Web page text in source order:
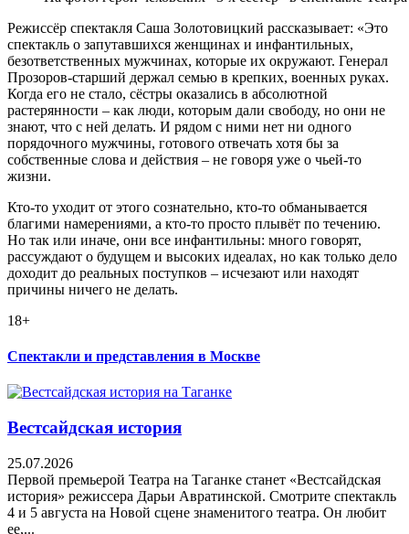
Режиссёр спектакля Саша Золотовицкий рассказывает: «Это
спектакль о запутавшихся женщинах и инфантильных,
безответственных мужчинах, которые их окружают. Генерал
Прозоров-старший держал семью в крепких, военных руках.
Когда его не стало, сёстры оказались в абсолютной
растерянности – как люди, которым дали свободу, но они не
знают, что с ней делать. И рядом с ними нет ни одного
порядочного мужчины, готового отвечать хотя бы за
собственные слова и действия – не говоря уже о чьей-то
жизни.
Кто-то уходит от этого сознательно, кто-то обманывается
благими намерениями, а кто-то просто плывёт по течению.
Но так или иначе, они все инфантильны: много говорят,
рассуждают о будущем и высоких идеалах, но как только дело
доходит до реальных поступков – исчезают или находят
причины ничего не делать.
18+
Спектакли и представления в Москве
Вестсайдская история
25.07.2026
Первой премьерой Театра на Таганке станет «Вестсайдская
история» режиссера Дарьи Авратинской. Смотрите спектакль
4 и 5 августа на Новой сцене знаменитого театра. Он любит
ее,...